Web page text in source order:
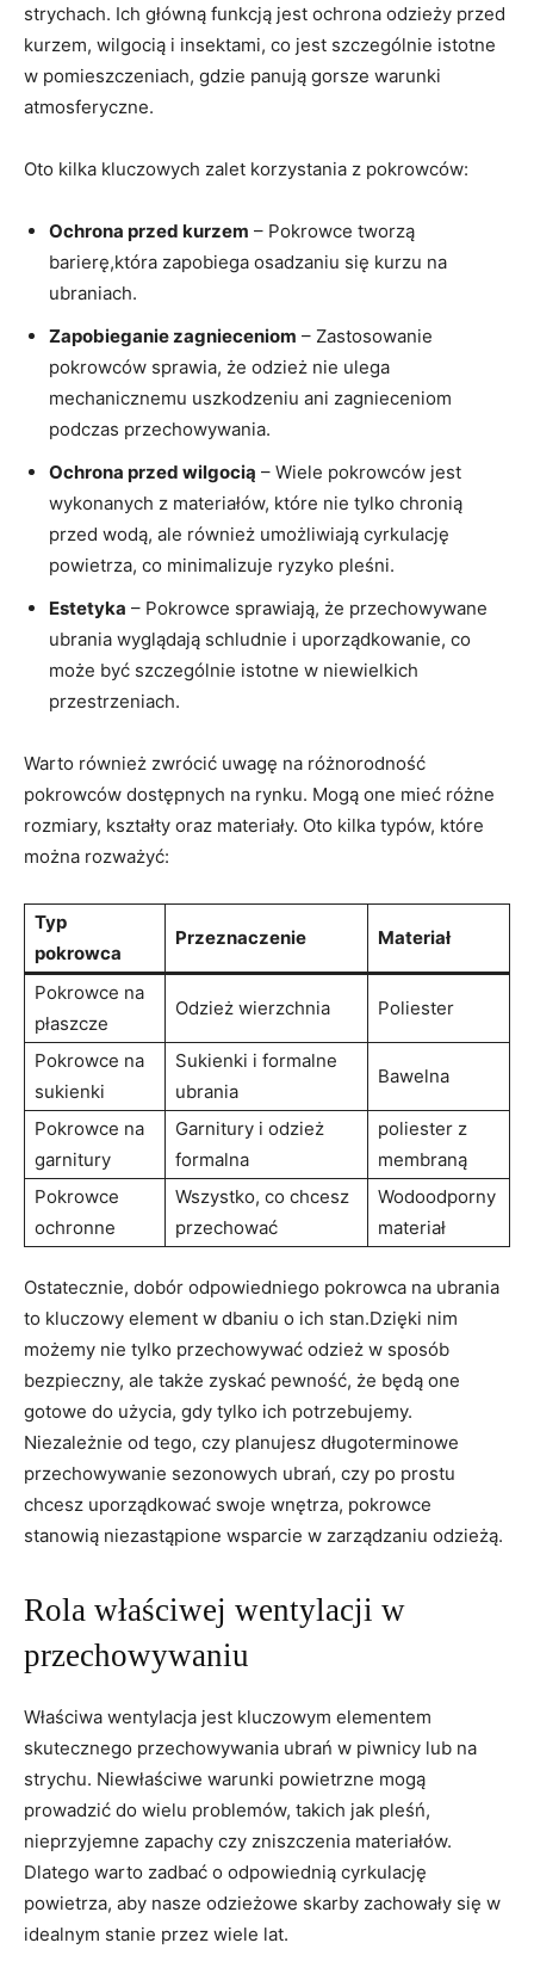
strychach. Ich główną funkcją jest ochrona odzieży przed
kurzem, wilgocią i insektami, co jest szczególnie istotne
w pomieszczeniach, gdzie panują gorsze warunki
atmosferyczne.
Oto kilka kluczowych zalet korzystania z pokrowców:
Ochrona przed kurzem – Pokrowce tworzą
barierę,która zapobiega osadzaniu się kurzu na
ubraniach.
Zapobieganie zagnieceniom – Zastosowanie
pokrowców sprawia, że odzież nie ulega
mechanicznemu uszkodzeniu ani zagnieceniom
podczas przechowywania.
Ochrona przed wilgocią – Wiele pokrowców jest
wykonanych z materiałów, które nie tylko chronią
przed wodą, ale również umożliwiają cyrkulację
powietrza, co minimalizuje ryzyko pleśni.
Estetyka – Pokrowce sprawiają, że przechowywane
ubrania wyglądają schludnie i uporządkowanie, co
może być szczególnie istotne w niewielkich
przestrzeniach.
Warto również zwrócić uwagę na różnorodność
pokrowców dostępnych na rynku. Mogą one mieć różne
rozmiary, kształty oraz materiały. Oto kilka typów, które
można rozważyć:
Typ
pokrowca
Przeznaczenie Materiał
Pokrowce na
płaszcze
Odzież wierzchnia Poliester
Pokrowce na
sukienki
Sukienki i formalne
ubrania
Bawelna
Pokrowce na
garnitury
Garnitury i odzież
formalna
poliester z
membraną
Pokrowce
ochronne
Wszystko, co chcesz
przechować
Wodoodporny
materiał
Ostatecznie, dobór odpowiedniego pokrowca na ubrania
to kluczowy element w dbaniu o ich stan.Dzięki nim
możemy nie tylko przechowywać odzież w sposób
bezpieczny, ale także zyskać pewność, że będą one
gotowe do użycia, gdy tylko ich potrzebujemy.
Niezależnie od tego, czy planujesz długoterminowe
przechowywanie sezonowych ubrań, czy po prostu
chcesz uporządkować swoje wnętrza, pokrowce
stanowią niezastąpione wsparcie w zarządzaniu odzieżą.
Rola właściwej wentylacji w
przechowywaniu
Właściwa wentylacja jest kluczowym elementem
skutecznego przechowywania ubrań w piwnicy lub na
strychu. Niewłaściwe warunki powietrzne mogą
prowadzić do wielu problemów, takich jak pleśń,
nieprzyjemne zapachy czy zniszczenia materiałów.
Dlatego warto zadbać o odpowiednią cyrkulację
powietrza, aby nasze odzieżowe skarby zachowały się w
idealnym stanie przez wiele lat.